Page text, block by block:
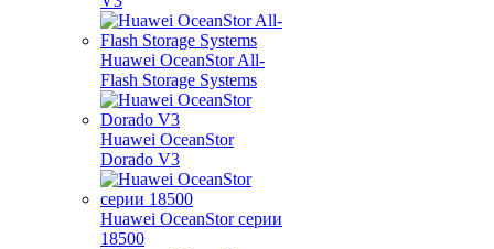
Huawei OceanStor All-
Flash Storage Systems
Huawei OceanStor
Dorado V3
Huawei OceanStor серии
18500